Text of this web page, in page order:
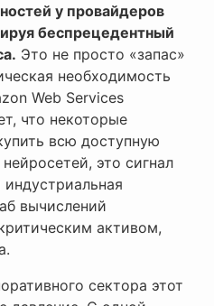
у провайдеров
беспрецедентный
Это не просто «запас»
необходимость
Web Services
что некоторые
всю доступную
это сигнал
вычислений
активом,
сектора этот